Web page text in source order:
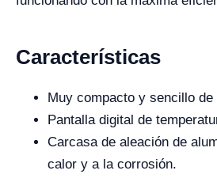
Características
Muy compacto y sencillo de
Pantalla digital de
Carcasa de aleación de
calor y a la corrosión.